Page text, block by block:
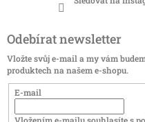
Odebírat newsletter
Vložte svůj e-mail a my vám
produktech na našem e-shopu.
E-mail